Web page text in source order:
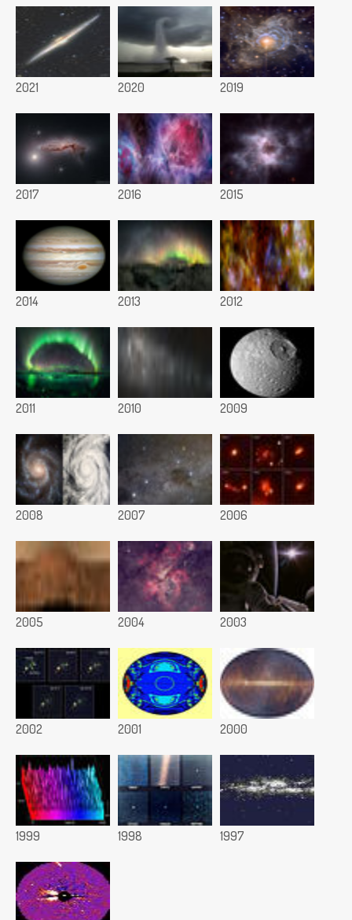
2021 2020 2019
2017 2016 2015
2014 2013 2012
2011 2010 2009
2008 2007 2006
2005 2004 2003
2002 2001 2000
1999 1998 1997